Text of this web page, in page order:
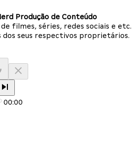
Produção de Conteúdo
de filmes, séries, redes sociais e etc.
dos seus respectivos proprietários.
00:00